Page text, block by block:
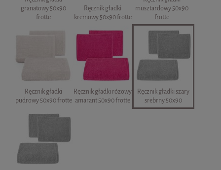
granatowy 50x90
frotte
Ręcznik gładki
kremowy 50x90 frotte
musztardowy 50x90
frotte
Ręcznik gładki
pudrowy 50x90 frotte
Ręcznik gładki różowy
amarant 50x90 frotte
Ręcznik gładki szary
srebrny 50x90